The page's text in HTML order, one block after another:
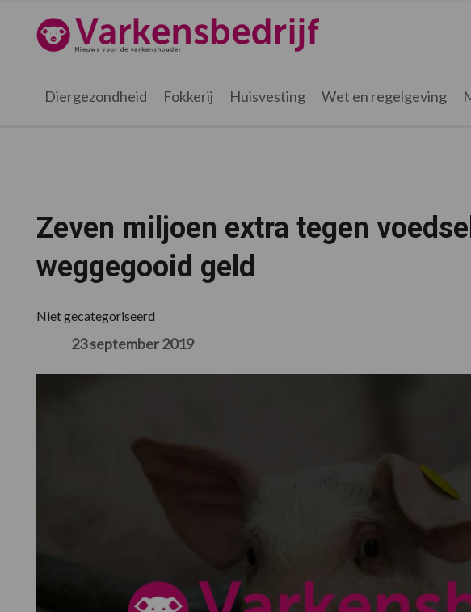
hoofdnavigatie
hoofd
eerste
voettekst
Varkensbedrijf.nl
Diergezondheid Fokkerij Huisvesting Wet en regelgeving
Zeven miljoen extra tegen
weggegooid geld
Niet gecategoriseerd
23 september 2019